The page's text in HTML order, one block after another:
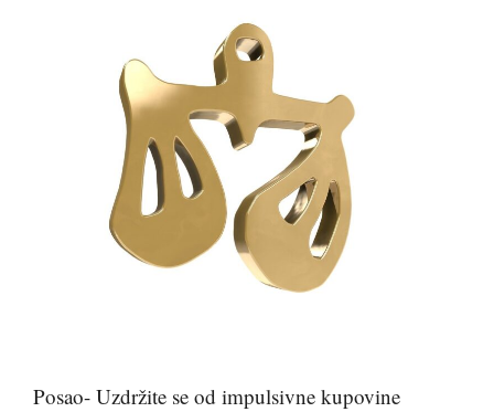
Posao- Uzdržite se od impulsivne kupovine